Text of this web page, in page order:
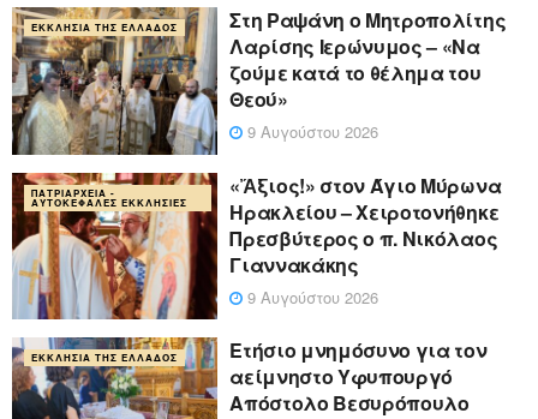
ΕΚΚΛΗΣΊΑ ΤΗΣ ΕΛΛΆΔΟΣ
Στη Ραψάνη ο Μητροπολίτης
Λαρίσης Ιερώνυμος – «Να
ζούμε κατά το θέλημα του
Θεού»
9 Αυγούστου 2026
ΠΑΤΡΙΑΡΧΕΊΑ -
ΑΥΤΟΚΈΦΑΛΕΣ ΕΚΚΛΗΣΊΕΣ
«Ἄξιος!» στον Άγιο Μύρωνα
Ηρακλείου – Χειροτονήθηκε
Πρεσβύτερος ο π. Νικόλαος
Γιαννακάκης
9 Αυγούστου 2026
ΕΚΚΛΗΣΊΑ ΤΗΣ ΕΛΛΆΔΟΣ
Ετήσιο μνημόσυνο για τον
αείμνηστο Υφυπουργό
Απόστολο Βεσυρόπουλο